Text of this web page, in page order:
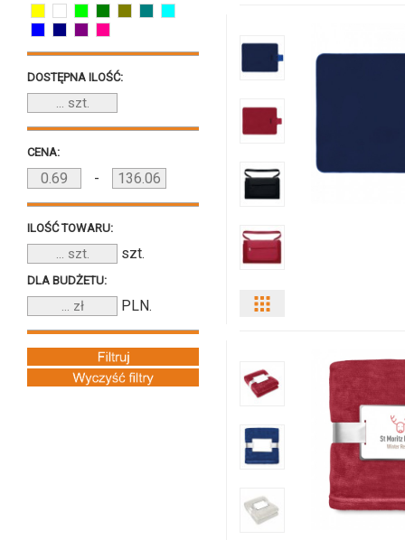
DOSTĘPNA ILOŚĆ:
CENA:
-
ILOŚĆ TOWARU:
szt.
DLA BUDŻETU:
PLN.
produktu
i
produktu
04